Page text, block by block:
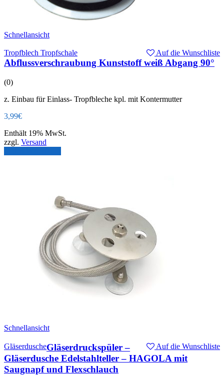
Schnellansicht
Tropfblech Tropfschale Auf die Wunschliste
Abflussverschraubung Kunststoff weiß Abgang 90°
(0)
z. Einbau für Einlass- Tropfbleche kpl. mit Kontermutter
3,99€
Enthält 19% MwSt.
zzgl. Versand
Schnellansicht
Gläserdusche Auf die Wunschliste
Gläserdruckspüler –
Gläserdusche Edelstahlteller – HAGOLA mit
Saugnapf und Flexschlauch